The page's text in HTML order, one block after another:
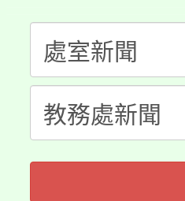
半價優惠
者。
份教師研習
淨零綠生
會
115年食
程